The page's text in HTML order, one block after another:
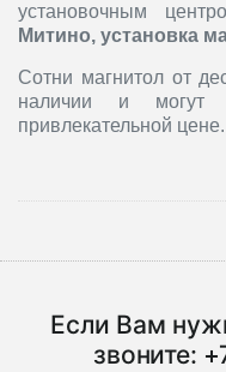
установочным
Митино, установка
Сотни магнитол от
наличии и
привлекательной цене.
Если Вам
звоните: